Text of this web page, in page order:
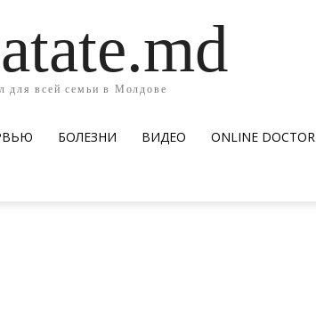
для всей семьи в Молдове
БОЛЕЗНИ ВИДЕО ОNLINE DOCTOR